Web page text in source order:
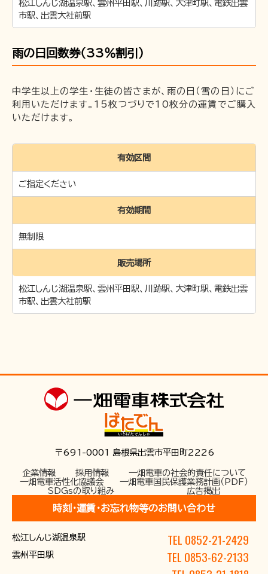
松江しんじ湖温泉駅、雲州平田駅、川跡駅、大津町駅、電鉄出雲
市駅、出雲大社前駅
雨の日回数券（33％割引）
中学生以上の学生・生徒の皆さまが、雨の日（雪の日）にご
利用いただけます。15枚つづりで10枚分の運賃でご購入
いただけます。
有効区間
ご指定ください
有効期間
無制限
販売場所
松江しんじ湖温泉駅、雲州平田駅、川跡駅、大津町駅、電鉄出雲
市駅、出雲大社前駅
〒691-0001 島根県出雲市平田町2226
企業情報 採用情報
一畑電車の社会的責任について
一畑電車活性化協議会
一畑電車国民保護業務計画（PDF）
SDGsの取り組み
広告掲出
時刻･運賃･お忘れ物等のお問い合わせ
松江しんじ湖温泉駅 TEL 0852-21-2429
雲州平田駅
TEL 0853-62-2133